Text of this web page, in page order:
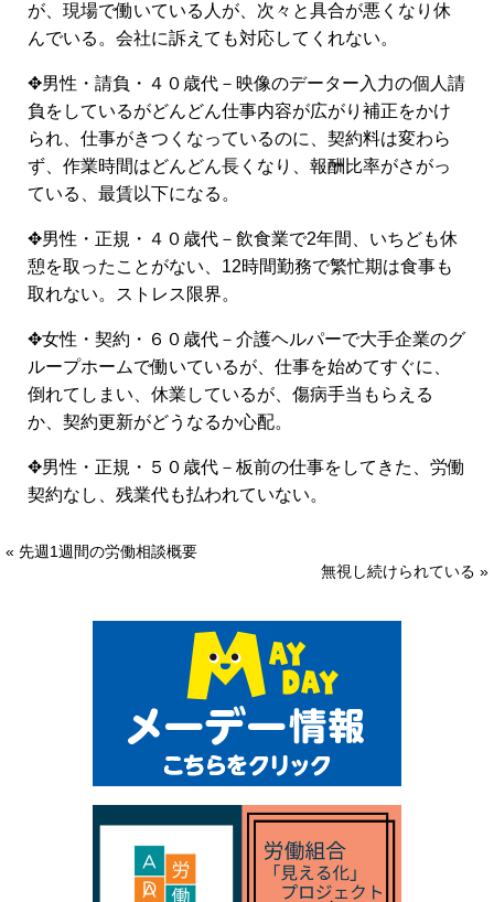
が、現場で働いている人が、次々と具合が悪くなり休
んでいる。会社に訴えても対応してくれない。
✥男性・請負・４０歳代－映像のデーター入力の個人請
負をしているがどんどん仕事内容が広がり補正をかけ
られ、仕事がきつくなっているのに、契約料は変わら
ず、作業時間はどんどん長くなり、報酬比率がさがっ
ている、最賃以下になる。
✥男性・正規・４０歳代－飲食業で2年間、いちども休
憩を取ったことがない、12時間勤務で繁忙期は食事も
取れない。ストレス限界。
✥女性・契約・６０歳代－介護ヘルパーで大手企業のグ
ループホームで働いているが、仕事を始めてすぐに、
倒れてしまい、休業しているが、傷病手当もらえる
か、契約更新がどうなるか心配。
✥男性・正規・５０歳代－板前の仕事をしてきた、労働
契約なし、残業代も払われていない。
« 先週1週間の労働相談概要
無視し続けられている »